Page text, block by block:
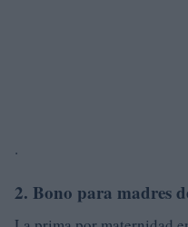
.
2. Bono para madres